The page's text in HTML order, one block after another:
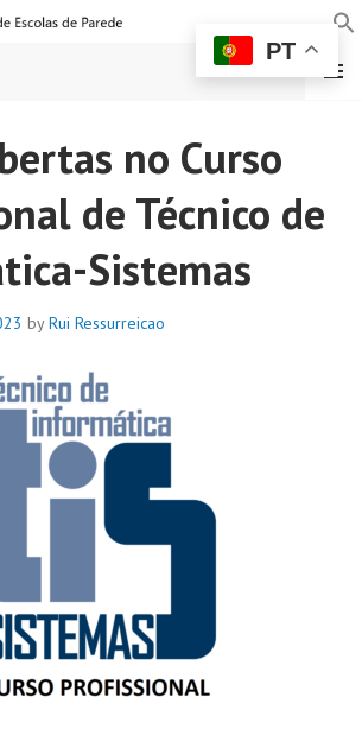
DE
DE PAREDE
MENU
no Curso
de Técnico de
Sistemas
byRui Ressurreicao
PT